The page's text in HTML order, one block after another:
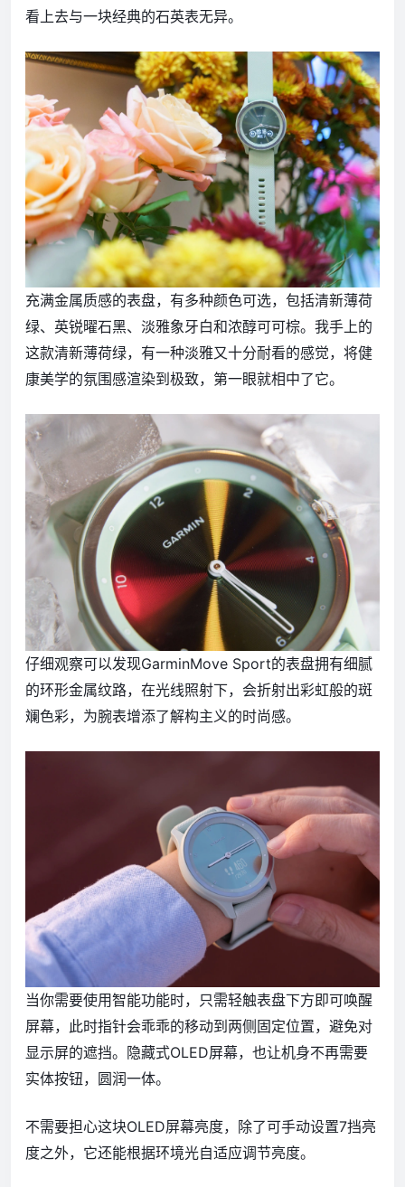
看上去与一块经典的石英表无异。
充满金属质感的表盘，有多种颜色可选，包括清新薄荷
绿、英锐曜石黑、淡雅象牙白和浓醇可可棕。我手上的
这款清新薄荷绿，有一种淡雅又十分耐看的感觉，将健
康美学的氛围感渲染到极致，第一眼就相中了它。
仔细观察可以发现GarminMove Sport的表盘拥有细腻
的环形金属纹路，在光线照射下，会折射出彩虹般的斑
斓色彩，为腕表增添了解构主义的时尚感。
当你需要使用智能功能时，只需轻触表盘下方即可唤醒
屏幕，此时指针会乖乖的移动到两侧固定位置，避免对
显示屏的遮挡。隐藏式OLED屏幕，也让机身不再需要
实体按钮，圆润一体。
不需要担心这块OLED屏幕亮度，除了可手动设置7挡亮
度之外，它还能根据环境光自适应调节亮度。